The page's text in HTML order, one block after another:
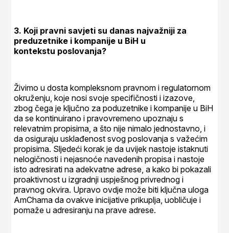
3. Koji pravni savjeti su danas najvažniji za
preduzetnike i kompanije u BiH u
kontekstu poslovanja?
Živimo u dosta kompleksnom pravnom i regulatornom
okruženju, koje nosi svoje specifičnosti i izazove,
zbog čega je ključno za poduzetnike i kompanije u BiH
da se kontinuirano i pravovremeno upoznaju s
relevatnim propisima, a što nije nimalo jednostavno, i
da osiguraju usklađenost svog poslovanja s važećim
propisima. Sljedeći korak je da uvijek nastoje istaknuti
nelogičnosti i nejasnoće navedenih propisa i nastoje
isto adresirati na adekvatne adrese, a kako bi pokazali
proaktivnost u izgradnji uspješnog privrednog i
pravnog okvira. Upravo ovdje može biti ključna uloga
AmChama da ovakve inicijative prikuplja, uobličuje i
pomaže u adresiranju na prave adrese.